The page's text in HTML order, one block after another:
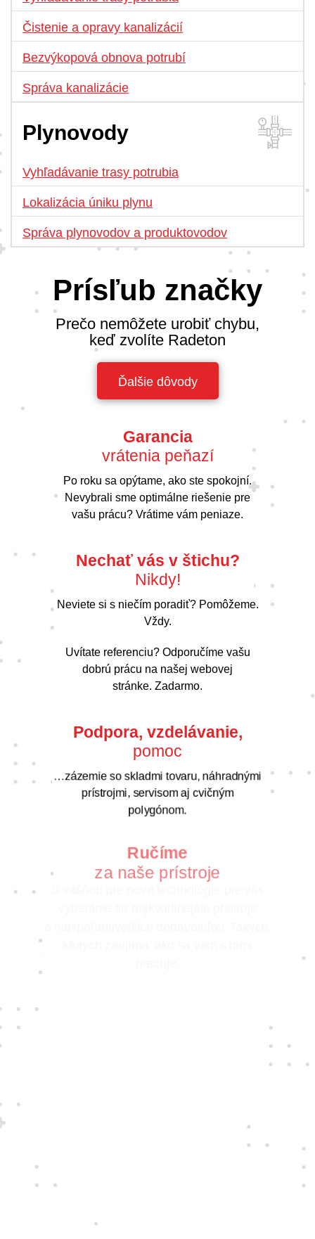
Čistenie a opravy kanalizácií
Bezvýkopová obnova potrubí
Správa kanalizácie
Plynovody
Vyhľadávanie trasy potrubia
Lokalizácia úniku plynu
Správa plynovodov a produktovodov
Prísľub značky
Prečo nemôžete urobiť chybu,
keď zvolíte Radeton
Ďalšie dôvody
Garancia
vrátenia peňazí
Po roku sa opýtame, ako ste spokojní.
Nevybrali sme optimálne riešenie pre
vašu prácu? Vrátime vám peniaze.
Nechať vás v štichu?
Nikdy!
Neviete si s niečím poradiť? Pomôžeme.
Vždy.
Uvítate referenciu? Odporučíme vašu
dobrú prácu na našej webovej
stránke. Zadarmo.
Podpora, vzdelávanie,
pomoc
…zázemie so skladmi tovaru, náhradnými
prístrojmi, servisom aj cvičným
polygónom.
Ručíme
za naše prístroje